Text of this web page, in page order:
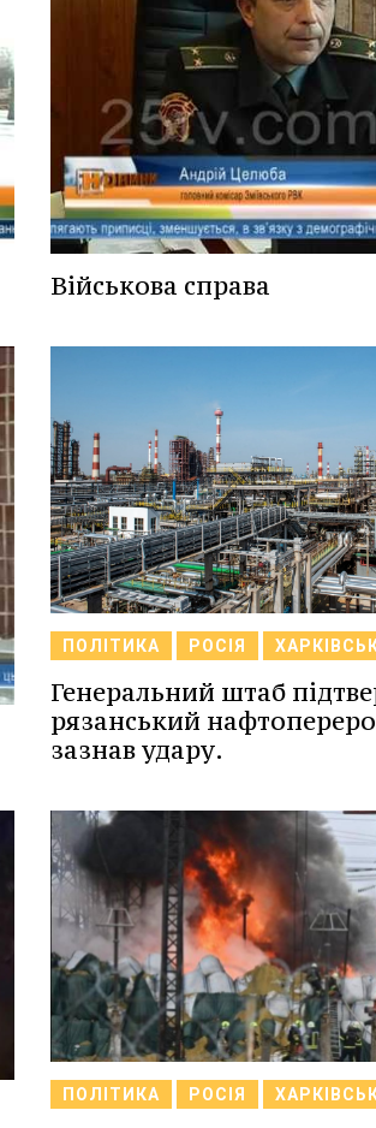
Військова справа
ПОЛІТИКА РОСІЯ
Генеральний штаб
рязанський
зазнав удару.
ПОЛІТИКА РОСІЯ